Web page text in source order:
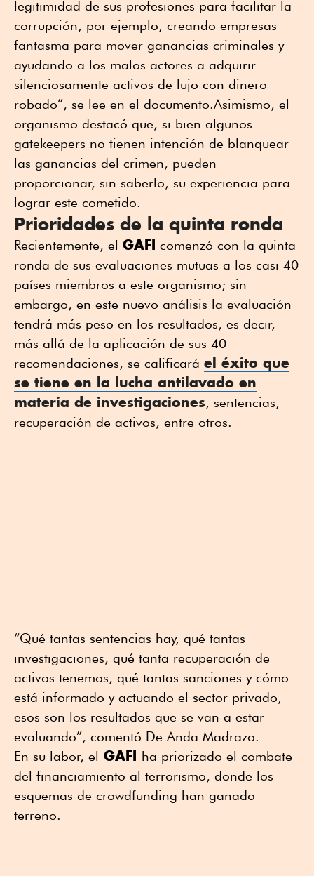
legitimidad de sus profesiones para facilitar la
corrupción, por ejemplo, creando empresas
fantasma para mover ganancias criminales y
ayudando a los malos actores a adquirir
silenciosamente activos de lujo con dinero
robado”, se lee en el documento.Asimismo, el
organismo destacó que, si bien algunos
gatekeepers no tienen intención de blanquear
las ganancias del crimen, pueden
proporcionar, sin saberlo, su experiencia para
lograr este cometido.
Prioridades de la quinta ronda
Recientemente, el GAFI comenzó con la quinta
ronda de sus evaluaciones mutuas a los casi 40
países miembros a este organismo; sin
embargo, en este nuevo análisis la evaluación
tendrá más peso en los resultados, es decir,
más allá de la aplicación de sus 40
recomendaciones, se calificará el éxito que
se tiene en la lucha antilavado en
materia de investigaciones, sentencias,
recuperación de activos, entre otros.
“Qué tantas sentencias hay, qué tantas
investigaciones, qué tanta recuperación de
activos tenemos, qué tantas sanciones y cómo
está informado y actuando el sector privado,
esos son los resultados que se van a estar
evaluando”, comentó De Anda Madrazo.
En su labor, el GAFI ha priorizado el combate
del financiamiento al terrorismo, donde los
esquemas de crowdfunding han ganado
terreno.